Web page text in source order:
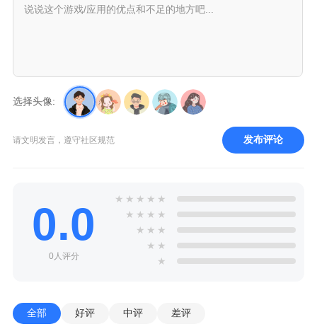
选择头像:
请文明发言，遵守社区规范 发布评论
0.0
0人评分
★ ★ ★ ★ ★
★ ★ ★ ★
★ ★ ★
★ ★
★
全部 好评 中评 差评